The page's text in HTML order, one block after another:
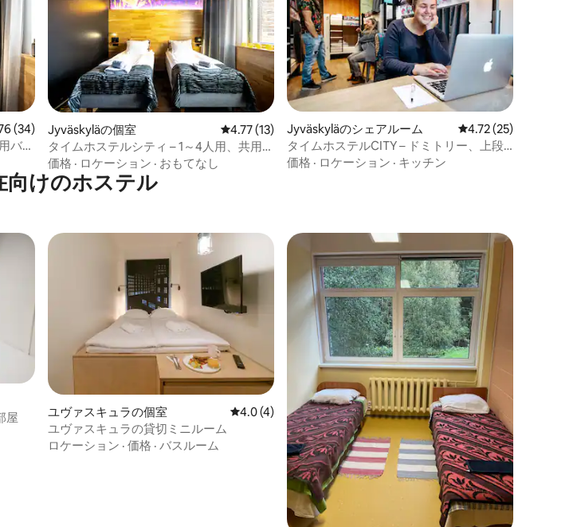
ー34件、5つ星中4.76つ星の平均評価
(34)
バス
Jyväskyläの個室 レビュー13件、5つ星中4.77つ星の平均評価
4.77 (13)
タイムホステルシティ – 1～4人用、共用バ
スルーム
価格 · ロケーション · おもてなし
Jyväskyläのシェアルーム レビュー25件、5つ
4.72 (25)
タイムホステルCITY – ドミトリー、上段
ベッド
価格 · ロケーション · キッチン
向けのホステル
屋
ユヴァスキュラの個室 レビュー4件、5つ星中4.0つ星の平均評価
4.0 (4)
ユヴァスキュラの貸切ミニルーム
ロケーション · 価格 · バスルーム